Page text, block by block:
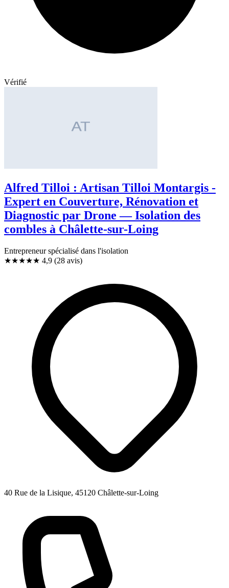
Vérifié
Alfred Tilloi : Artisan Tilloi Montargis -
Expert en Couverture, Rénovation et
Diagnostic par Drone — Isolation des
combles à Châlette-sur-Loing
Entrepreneur spécialisé dans l'isolation
★★★★★ 4,9 (28 avis)
40 Rue de la Lisique, 45120 Châlette-sur-Loing